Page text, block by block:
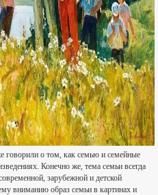
о том, как семью и семейные
Конечно же, тема семьи всегда
зарубежной и детской
вниманию образ семьи в картинах и